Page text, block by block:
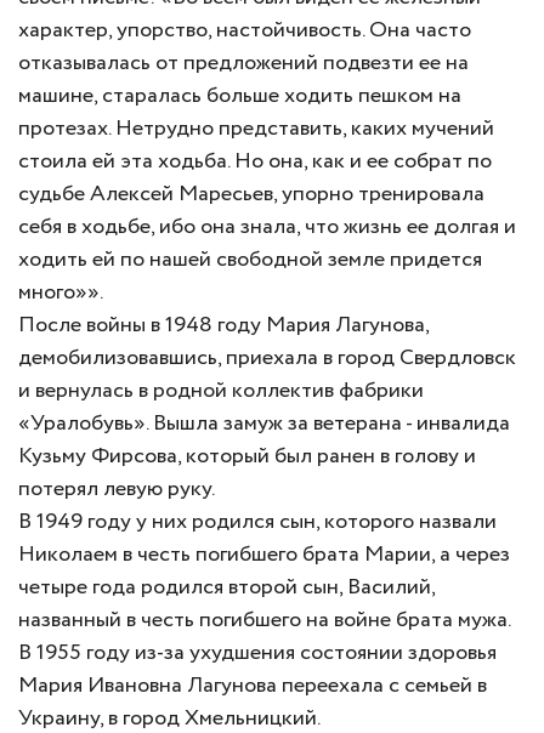
характер, упорство, настойчивость. Она часто
отказывалась от предложений подвезти ее на
машине, старалась больше ходить пешком на
протезах. Нетрудно представить, каких мучений
стоила ей эта ходьба. Но она, как и ее собрат по
судьбе Алексей Маресьев, упорно тренировала
себя в ходьбе, ибо она знала, что жизнь ее долгая и
ходить ей по нашей свободной земле придется
много»».
После войны в 1948 году Мария Лагунова,
демобилизовавшись, приехала в город Свердловск
и вернулась в родной коллектив фабрики
«Уралобувь». Вышла замуж за ветерана - инвалида
Кузьму Фирсова, который был ранен в голову и
потерял левую руку.
В 1949 году у них родился сын, которого назвали
Николаем в честь погибшего брата Марии, а через
четыре года родился второй сын, Василий,
названный в честь погибшего на войне брата мужа.
В 1955 году из-за ухудшения состоянии здоровья
Мария Ивановна Лагунова переехала с семьей в
Украину, в город Хмельницкий.